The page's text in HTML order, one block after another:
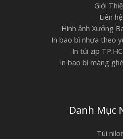
Giới
Liên hệ
Hình ảnh Xưởng
In bao bì nhựa theo
In túi zip
In bao bì màng
Danh Mục
Túi